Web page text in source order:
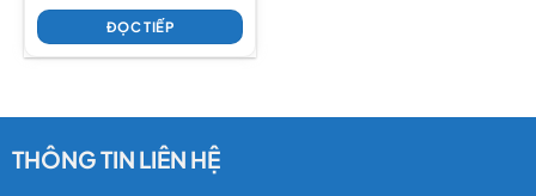
ĐỌC TIẾP
THÔNG TIN LIÊN HỆ